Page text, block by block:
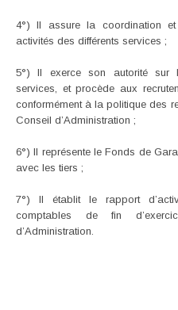
4°) Il assure la coordination
activités des différents services ;
5°) Il exerce son autorité sur
services, et procède aux
conformément à la politique des
Conseil d’Administration ;
6°) Il représente le Fonds de
avec les tiers ;
7°) Il établit le rapport
comptables de fin
d’Administration.